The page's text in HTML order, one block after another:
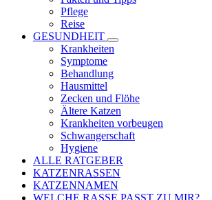
Pflege
Reise
GESUNDHEIT
Krankheiten
Symptome
Behandlung
Hausmittel
Zecken und Flöhe
Ältere Katzen
Krankheiten vorbeugen
Schwangerschaft
Hygiene
ALLE RATGEBER
KATZENRASSEN
KATZENNAMEN
WELCHE RASSE PASST ZU MIR?